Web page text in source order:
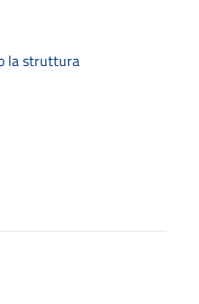
la struttura